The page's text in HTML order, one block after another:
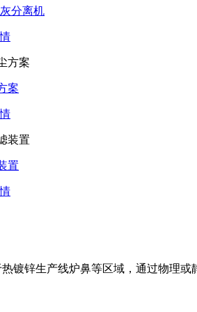
分离机
案
置
镀锌生产线炉鼻等区域，通过物理或